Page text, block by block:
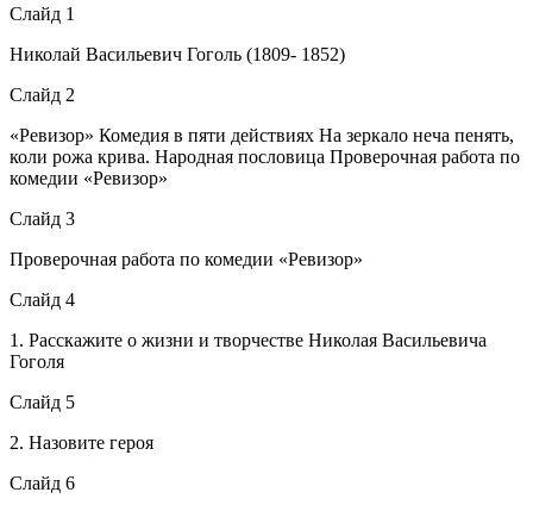
Слайд 1
Николай Васильевич Гоголь (1809- 1852)
Слайд 2
«Ревизор» Комедия в пяти действиях На зеркало неча пенять,
коли рожа крива. Народная пословица Проверочная работа по
комедии «Ревизор»
Слайд 3
Проверочная работа по комедии «Ревизор»
Слайд 4
1. Расскажите о жизни и творчестве Николая Васильевича
Гоголя
Слайд 5
2. Назовите героя
Слайд 6